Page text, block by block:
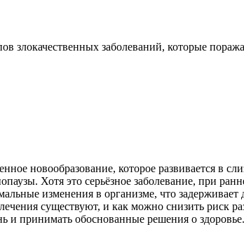
злокачественных заболеваний, которые
новообразование, которое развивается в
Хотя это серьёзное заболевание, при
изменения в организме, что задерживает
существуют, и как можно снизить риск
и принимать обоснованные решения о здоровье.